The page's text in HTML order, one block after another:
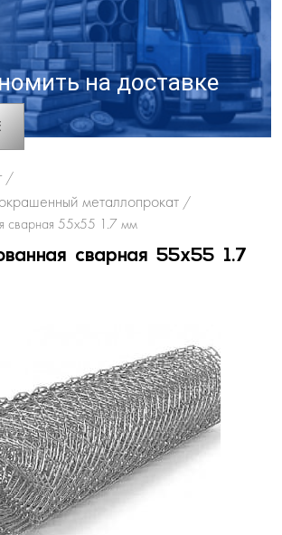
на доставке
/
металлопрокат /
сварная 55х55 1.7 мм
сварная 55х55 1.7